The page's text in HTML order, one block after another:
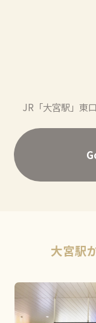
JR「大宮駅」東
大宮駅